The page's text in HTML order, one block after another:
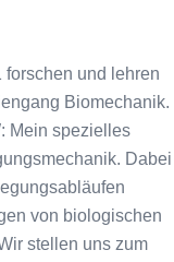
forschen und lehren
Biomechanik.
Mein spezielles
Dabei
von biologischen
stellen uns zum